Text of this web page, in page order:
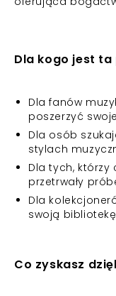
Dla kogo jest ta
Dla fanów
poszerzyć
Dla osób
stylach
Dla tych, którzy
przetrwały
Dla
swoją
Co zyskasz